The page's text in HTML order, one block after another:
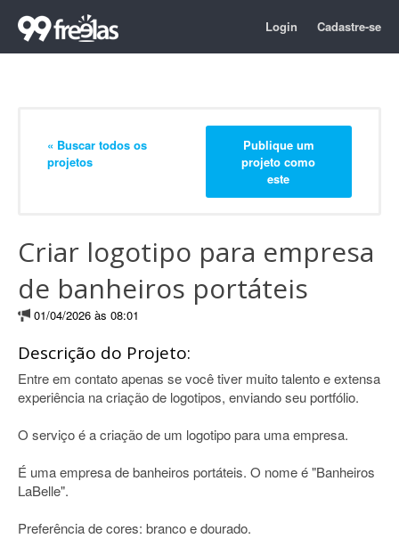
Login Cadastre-se
« Buscar todos os
projetos
Publique um
projeto como
este
Criar logotipo para empresa
de banheiros portáteis
01/04/2026 às 08:01
Descrição do Projeto:
Entre em contato apenas se você tiver muito talento e extensa
experiência na criação de logotipos, enviando seu portfólio.
O serviço é a criação de um logotipo para uma empresa.
É uma empresa de banheiros portáteis. O nome é "Banheiros
LaBelle".
Preferência de cores: branco e dourado.